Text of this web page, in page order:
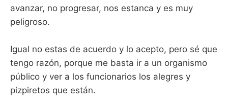
avanzar, no progresar, nos estanca y es muy
peligroso.
Igual no estas de acuerdo y lo acepto, pero sé que
tengo razón, porque me basta ir a un organismo
público y ver a los funcionarios los alegres y
pizpiretos que están.